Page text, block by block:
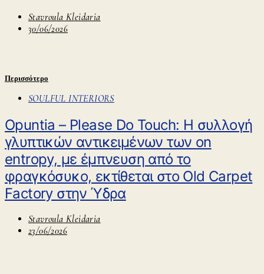
Stavroula Kleidaria
30/06/2026
Περισσότερο
SOULFUL INTERIORS
Opuntia – Please Do Touch: Η συλλογή
γλυπτικών αντικειμένων των on
entropy, με έμπνευση από το
φραγκόσυκο, εκτίθεται στο Old Carpet
Factory στην Ύδρα
Stavroula Kleidaria
23/06/2026